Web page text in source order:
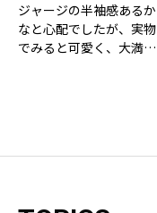
ジャージの半袖感あるか
なと心配でしたが、実物
でみると可愛く、大満足